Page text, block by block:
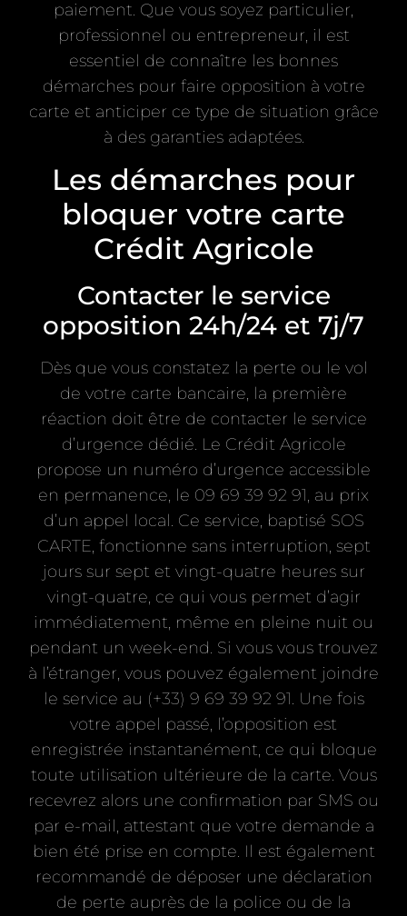
paiement. Que vous soyez particulier,
professionnel ou entrepreneur, il est
essentiel de connaître les bonnes
démarches pour faire opposition à votre
carte et anticiper ce type de situation grâce
à des garanties adaptées.
Les démarches pour
bloquer votre carte
Crédit Agricole
Contacter le service
opposition 24h/24 et 7j/7
Dès que vous constatez la perte ou le vol
de votre carte bancaire, la première
réaction doit être de contacter le service
d’urgence dédié. Le Crédit Agricole
propose un numéro d’urgence accessible
en permanence, le 09 69 39 92 91, au prix
d’un appel local. Ce service, baptisé SOS
CARTE, fonctionne sans interruption, sept
jours sur sept et vingt-quatre heures sur
vingt-quatre, ce qui vous permet d’agir
immédiatement, même en pleine nuit ou
pendant un week-end. Si vous vous trouvez
à l’étranger, vous pouvez également joindre
le service au (+33) 9 69 39 92 91. Une fois
votre appel passé, l’opposition est
enregistrée instantanément, ce qui bloque
toute utilisation ultérieure de la carte. Vous
recevrez alors une confirmation par SMS ou
par e-mail, attestant que votre demande a
bien été prise en compte. Il est également
recommandé de déposer une déclaration
de perte auprès de la police ou de la